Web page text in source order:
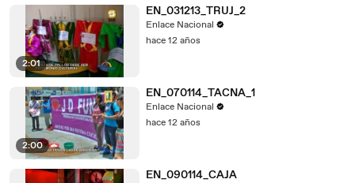
2:01
EN_031213_TRUJ_2
Enlace Nacional
hace 12 años
2:00
EN_070114_TACNA_1
Enlace Nacional
hace 12 años
EN_090114_CAJA